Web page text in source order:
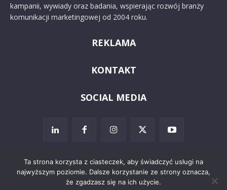
kampanii, wywiady oraz badania, wspierając rozwój branży
komunikacji marketingowej od 2004 roku.
REKLAMA
KONTAKT
SOCIAL MEDIA
Ta strona korzysta z ciasteczek, aby świadczyć usługi na
najwyższym poziomie. Dalsze korzystanie ze strony oznacza,
że zgadzasz się na ich użycie.